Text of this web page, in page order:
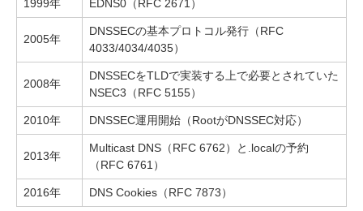
1999年 EDNS0（RFC 2671）
2005年
DNSSECの基本プロトコル発行（RFC
4033/4034/4035）
2008年
DNSSECをTLDで実装する上で必要とされていた
NSEC3（RFC 5155）
2010年 DNSSEC運用開始（RootがDNSSEC対応）
2013年
Multicast DNS（RFC 6762）と.localの予約
（RFC 6761）
2016年 DNS Cookies（RFC 7873）